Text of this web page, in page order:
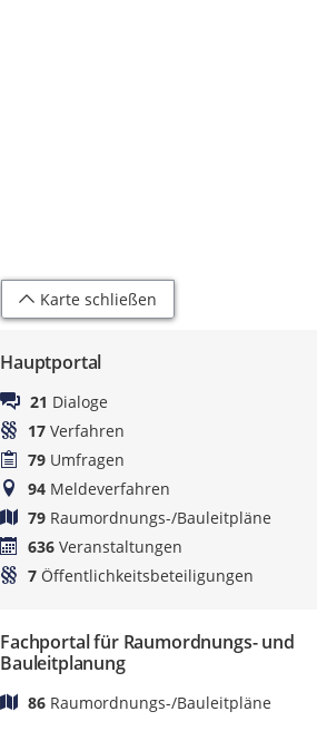
Karte schließen
Hauptportal
21 Dialoge
17 Verfahren
79 Umfragen
94 Meldeverfahren
79 Raumordnungs-/Bauleitpläne
636 Veranstaltungen
7 Öffentlichkeitsbeteiligungen
Fachportal für Raumordnungs- und
Bauleitplanung
86 Raumordnungs-/Bauleitpläne